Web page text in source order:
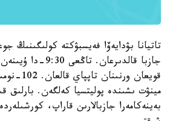
تاتيانا بۋدايەۆا فەيسبۋكتە كولىگىنىڭ
جازبا قالدىرعان.
مينۋت ىشىندە پوليتسيا كەلگەن. بارلىق
بەينەكامەرا جازبالارىن قاراپ،